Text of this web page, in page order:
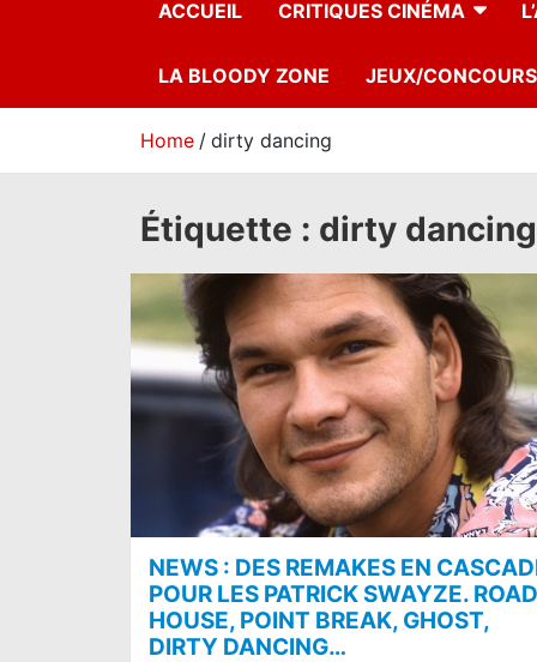
ACCUEIL CRITIQUES CINÉMA
LA BLOODY ZONE JEUX/CONCOURS
Home dirty dancing
Étiquette : dirty dancing
NEWS : DES REMAKES EN
POUR LES PATRICK SWAYZE. ROAD
HOUSE, POINT BREAK, GHOST,
DIRTY DANCING…